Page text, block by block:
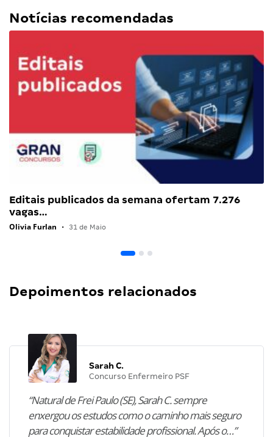
Notícias recomendadas
Editais publicados da semana ofertam 7.276
vagas…
Olivia Furlan • 31 de Maio
Depoimentos relacionados
Sarah C.
Concurso Enfermeiro PSF
“Natural de Frei Paulo (SE), Sarah C. sempre
enxergou os estudos como o caminho mais seguro
para conquistar estabilidade profissional. Após o…”